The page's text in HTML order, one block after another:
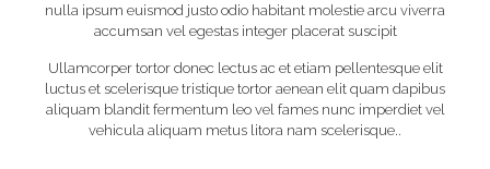
nulla ipsum euismod justo odio habitant molestie arcu viverra
accumsan vel egestas integer placerat suscipit
Ullamcorper tortor donec lectus ac et etiam pellentesque elit
luctus et scelerisque tristique tortor aenean elit quam dapibus
aliquam blandit fermentum leo vel fames nunc imperdiet vel
vehicula aliquam metus litora nam scelerisque..